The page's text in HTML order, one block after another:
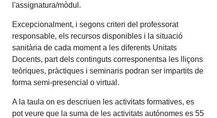
l'assignatura/mòdul.
Excepcionalment, i segons criteri del professorat
responsable, els recursos disponibles i la situació
sanitària de cada moment a les diferents Unitats
Docents, part dels continguts corresponentsa les lliçons
teòriques, pràctiques i seminaris podran ser impartits de
forma semi-presencial o virtual.
A la taula on es descriuen les activitats formatives, es
pot veure que la suma de les activitats autónomes es 55